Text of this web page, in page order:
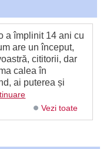
a împlinit 14 ani cu
are un început,
cititorii, dar
calea în
ai puterea și
Vezi toate